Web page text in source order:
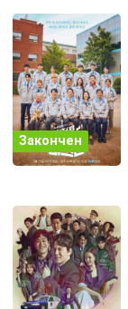
Закончен